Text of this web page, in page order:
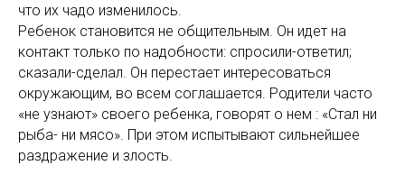
что их чадо изменилось.
Ребенок становится не общительным. Он идет на
контакт только по надобности: спросили-ответил;
сказали-сделал. Он перестает интересоваться
окружающим, во всем соглашается. Родители часто
«не узнают» своего ребенка, говорят о нем : «Стал ни
рыба- ни мясо». При этом испытывают сильнейшее
раздражение и злость.